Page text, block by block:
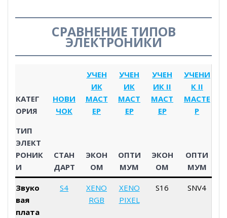
СРАВНЕНИЕ ТИПОВ
ЭЛЕКТРОНИКИ
КАТЕГ
ОРИЯ
НОВИ
ЧОК
УЧЕН
ИК
МАСТ
ЕР
УЧЕН
ИК
МАСТ
ЕР
УЧЕН
ИК II
МАСТ
ЕР
УЧЕНИ
К II
МАСТЕ
Р
ТИП
ЭЛЕКТ
РОНИК
И
СТАН
ДАРТ
ЭКОН
ОМ
ОПТИ
МУМ
ЭКОН
ОМ
ОПТИ
МУМ
Звуко
вая
плата
S4
XENO
RGB
XENO
PIXEL
S16 SNV4